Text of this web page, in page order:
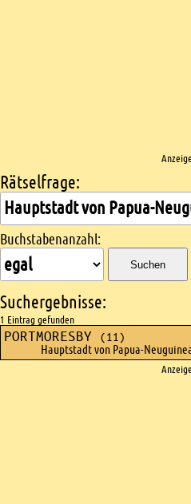
Kreuzworträtsel suchen
Rätselfrage:
Buchstabenanzahl:
Suchen
Suchergebnisse:
1 Eintrag gefunden
PORTMORESBY (11)
Hauptstadt von Papua-